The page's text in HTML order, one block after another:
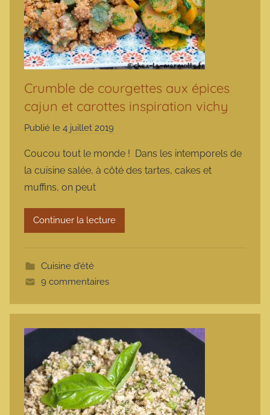
Crumble de courgettes aux épices
cajun et carottes inspiration vichy
Publié le 4 juillet 2019
r
m
r
m
Coucou tout le monde ! Dans les intemporels de
la cuisine salée, à côté des tartes, cakes et
muffins, on peut
Continuer la lecture
Cuisine d'été
9 commentaires